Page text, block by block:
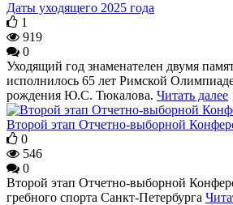
Даты уходящего 2025 года
1
919
0
Уходящий год знаменателен двумя
исполнилось 65 лет Римской
рождения Ю.С. Тюкалова. Читать далее
Второй этап Отчетно-выборной
0
546
0
Второй этап Отчетно-выборной
гребного спорта Санкт-Петербурга